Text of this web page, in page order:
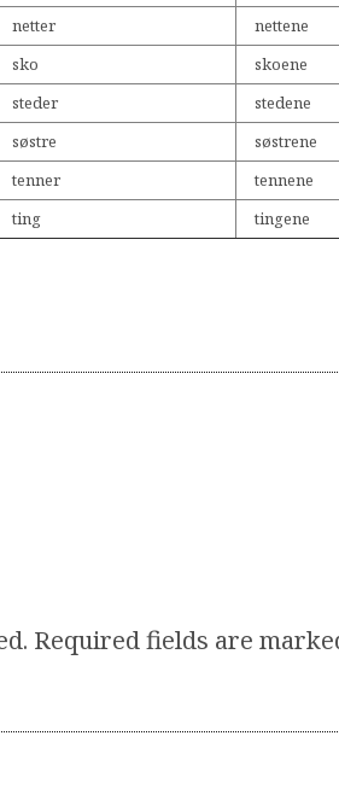
netter
nettene
sko
skoene
steder
stedene
søstre
søstrene
tenner
tennene
ting tingene
Required fields are